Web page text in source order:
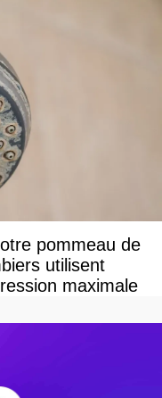
pommeau de
utilisent
maximale